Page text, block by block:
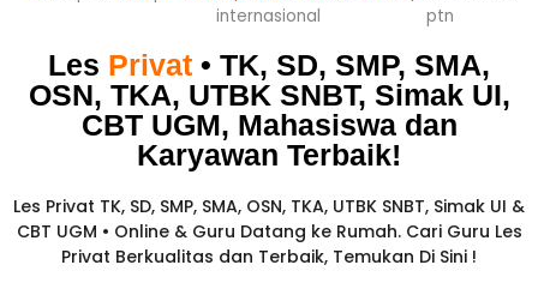
Les Privat • TK, SD, SMP, SMA,
OSN, TKA, UTBK SNBT, Simak UI,
CBT UGM, Mahasiswa dan
Karyawan Terbaik!​
Les Privat TK, SD, SMP, SMA, OSN, TKA, UTBK SNBT, Simak UI &
CBT UGM • Online & Guru Datang ke Rumah. Cari Guru Les
Privat Berkualitas dan Terbaik, Temukan Di Sini !